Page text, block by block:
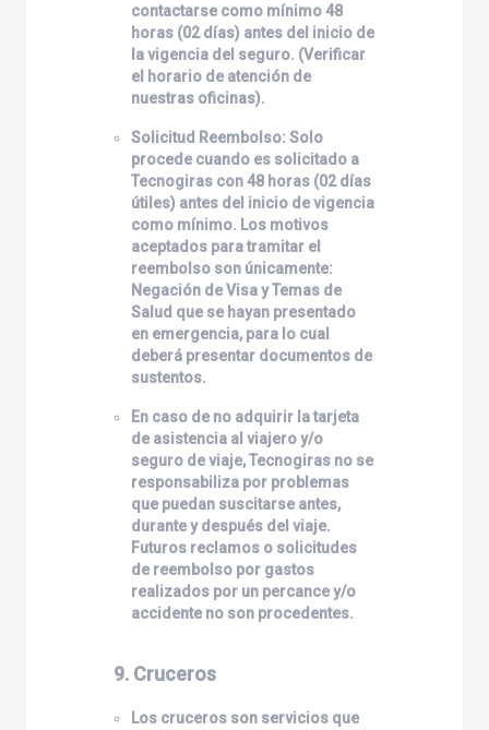
contactarse como mínimo 48
horas (02 días) antes del inicio de
la vigencia del seguro. (Verificar
el horario de atención de
nuestras oficinas).
Solicitud Reembolso: Solo
procede cuando es solicitado a
Tecnogiras con 48 horas (02 días
útiles) antes del inicio de vigencia
como mínimo. Los motivos
aceptados para tramitar el
reembolso son únicamente:
Negación de Visa y Temas de
Salud que se hayan presentado
en emergencia, para lo cual
deberá presentar documentos de
sustentos.
En caso de no adquirir la tarjeta
de asistencia al viajero y/o
seguro de viaje,Tecnogiras no se
responsabiliza por problemas
que puedan suscitarse antes,
durante y después del viaje.
Futuros reclamos o solicitudes
de reembolso por gastos
realizados por un percance y/o
accidente no son procedentes.
9. Cruceros
Los cruceros son servicios que